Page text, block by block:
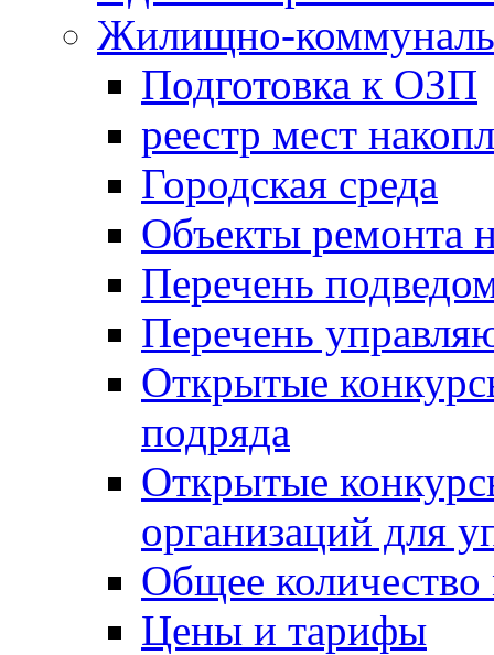
Жилищно-
Подготовка к ОЗП
реестр мест
Городская среда
Объекты ремонта
Перечень
Перечень
Открытые
подряда
Открытые
организаций для
Общее
Цены и тарифы